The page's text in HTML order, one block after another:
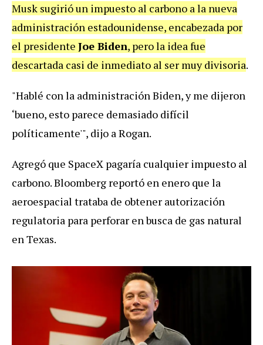
Musk sugirió un impuesto al carbono a la nueva
administración estadounidense, encabezada por
el presidente Joe Biden, pero la idea fue
descartada casi de inmediato al ser muy divisoria.
"Hablé con la administración Biden, y me dijeron
‘bueno, esto parece demasiado difícil
políticamente'", dijo a Rogan.
Agregó que SpaceX pagaría cualquier impuesto al
carbono. Bloomberg reportó en enero que la
aeroespacial trataba de obtener autorización
regulatoria para perforar en busca de gas natural
en Texas.